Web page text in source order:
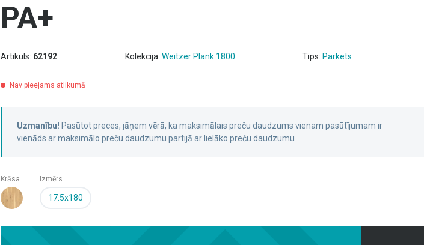
PA+
Artikuls: 62192 Kolekcija: Weitzer Plank 1800 Tips: Parkets
Nav pieejams atlikumā
Uzmanību! Pasūtot preces, jāņem vērā, ka maksimālais preču daudzums vienam pasūtījumam ir
vienāds ar maksimālo preču daudzumu partijā ar lielāko preču daudzumu
Krāsa Izmērs
17.5x180